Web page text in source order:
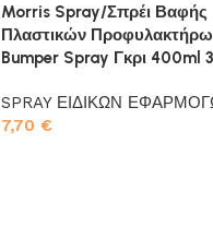
Morris Spray/Σπρέι Βαφής
Πλαστικών
Bumper Spray Γκρι 400ml
SPRAY ΕΙΔΙΚΩΝ
7,70 €